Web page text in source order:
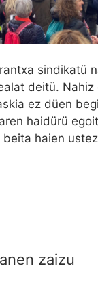
sindikatü
deitü. Nahiz
ez düen
haidürü
haien
zaizu